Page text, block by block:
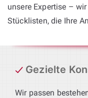
unsere Expertise –
Stücklisten, die Ihre
Gezielte
Wir passen